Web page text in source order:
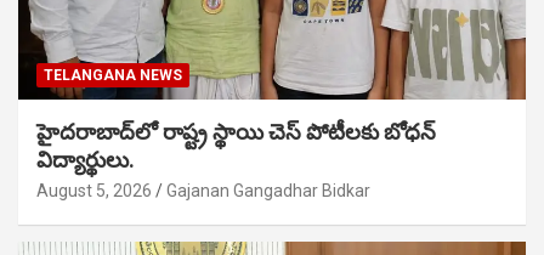
TELANGANA NEWS
హైదరాబాద్‌లో రాష్ట్ర స్థాయి చెస్ పోటీలకు బోధన్
విద్యార్థులు.
August 5, 2026 Gajanan Gangadhar Bidkar